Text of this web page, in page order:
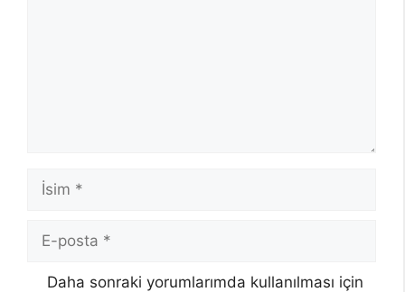
İsim
posta
Daha sonraki yorumlarımda kullanılması için